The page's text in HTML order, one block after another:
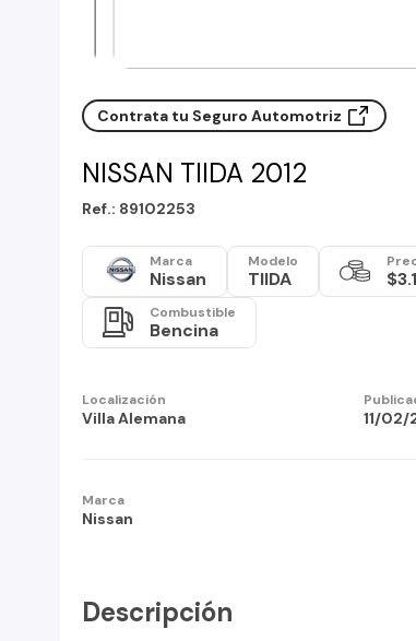
Contrata tu Seguro Automotriz
NISSAN TIIDA 2012
Ref.: 89102253
Marca
Nissan
Modelo
TIIDA
Combustible
Bencina
Localización
Villa Alemana 11/02/
Marca
Nissan
Descripción